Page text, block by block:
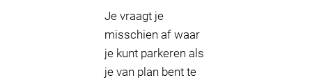
Je vraagt je
misschien af waar
je kunt parkeren als
je van plan bent te